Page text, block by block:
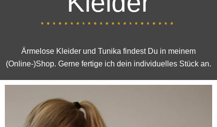
Ärmelose Kleider und Tunika findest Du in meinem
(Online-)Shop. Gerne fertige ich dein individuelles Stück an.